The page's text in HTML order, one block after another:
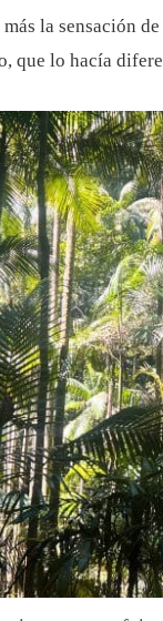
la sensación
que lo hacía